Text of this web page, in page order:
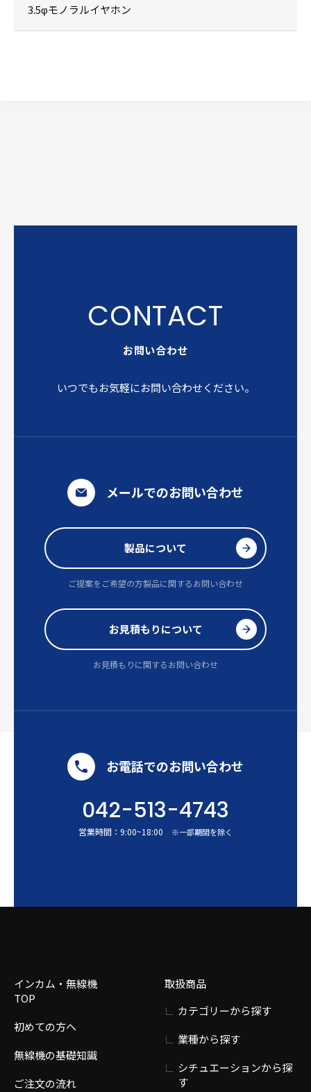
3.5φモノラルイヤホン
お問い合わせ
いつでもお気軽にお問い合わせください。
メールでのお問い合わせ
製品について
ご提案をご希望の方製品に関するお問い合わせ
お見積もりについて
お見積もりに関するお問い合わせ
お電話でのお問い合わせ
042-513-4743
営業時間： 9:00~18:00 ※一部期間を除く
インカム・無線機
TOP
初めての方へ
無線機の基礎知識
ご注文の流れ
取扱商品
カテゴリーから探す
業種から探す
シチュエーションから探
す